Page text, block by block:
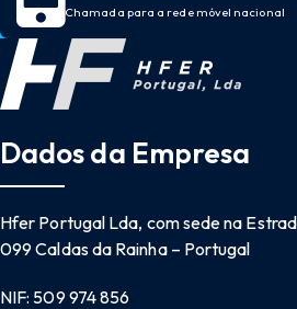
Chamada para a rede móvel nacional
Dados da Empresa
Hfer Portugal Lda, com sede na
099 Caldas da Rainha – Portugal
NIF: 509 974 856